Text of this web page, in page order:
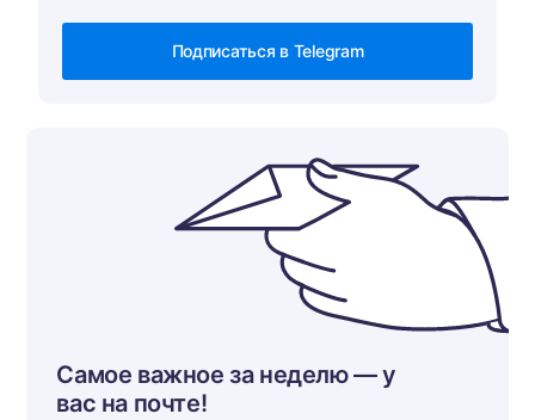
Подписаться в Telegram
Самое важное за неделю — у
вас на почте!